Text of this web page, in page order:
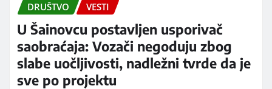
DRUŠTVO VESTI
U Šainovcu postavljen usporivač
saobraćaja: Vozači negoduju zbog
slabe uočljivosti, nadležni tvrde da je
sve po projektu